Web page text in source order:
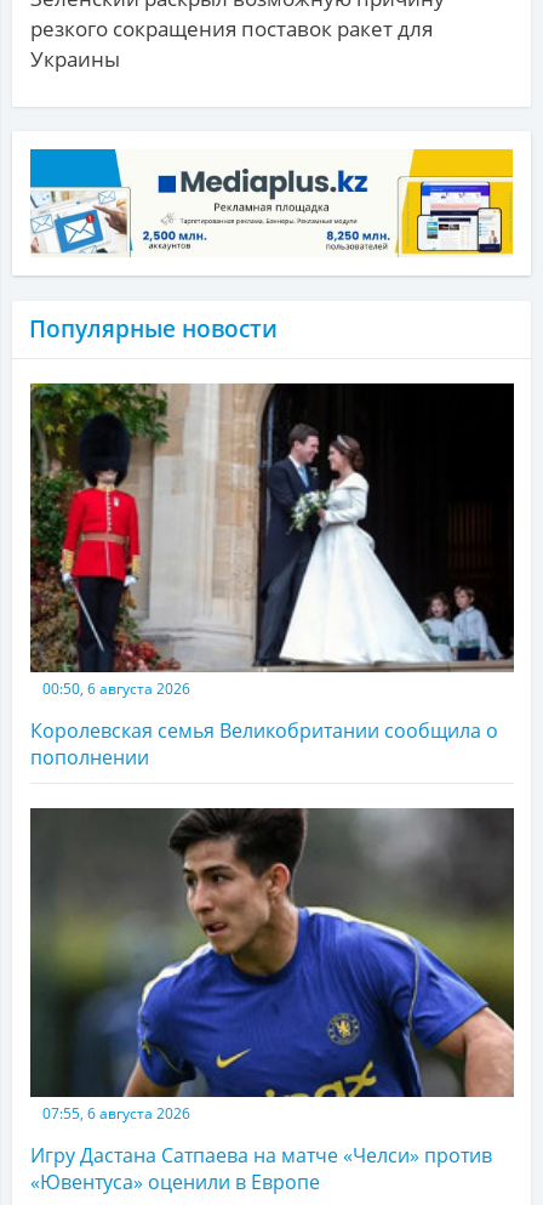
резкого сокращения поставок ракет для
Украины
Популярные новости
00:50, 6 августа 2026
Королевская семья Великобритании сообщила о
пополнении
07:55, 6 августа 2026
Игру Дастана Сатпаева на матче «Челси» против
«Ювентуса» оценили в Европе